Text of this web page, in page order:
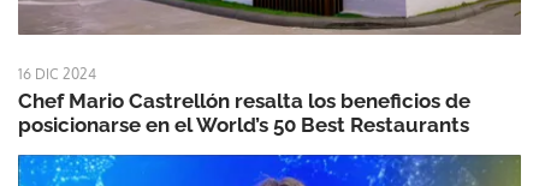
16 DIC 2024
Chef Mario Castrellón resalta los beneficios de
posicionarse en el World’s 50 Best Restaurants